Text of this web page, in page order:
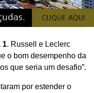
1. Russell e Leclerc
o bom desempenho da
que seria um desafio”.
por estender o